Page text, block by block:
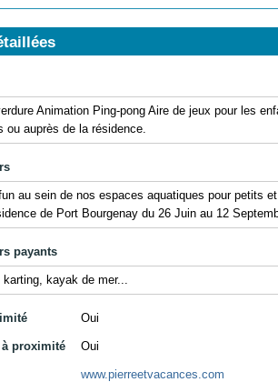
Animation Ping-pong Aire de jeux pour les
ou auprès de la résidence.
au sein de nos espaces aquatiques pour petits
de Port Bourgenay du 26 Juin au 12
payants
kayak de mer...
Oui
à proximité Oui
www.pierreetvacances.com